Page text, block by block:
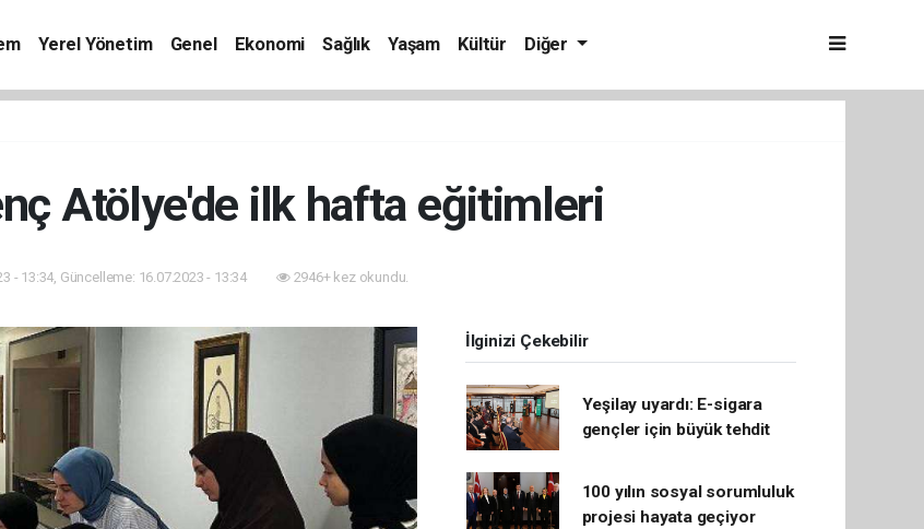
Yerel Yönetim Genel Ekonomi Sağlık Yaşam Kültür Diğer
Atölye'de ilk hafta eğitimleri
- 13:34, Güncelleme: 16.07.2023 - 13:34 2946+ kez okundu.
İlginizi Çekebilir
Yeşilay uyardı: E-sigara
gençler için büyük tehdit
100 yılın sosyal sorumluluk
projesi hayata geçiyor